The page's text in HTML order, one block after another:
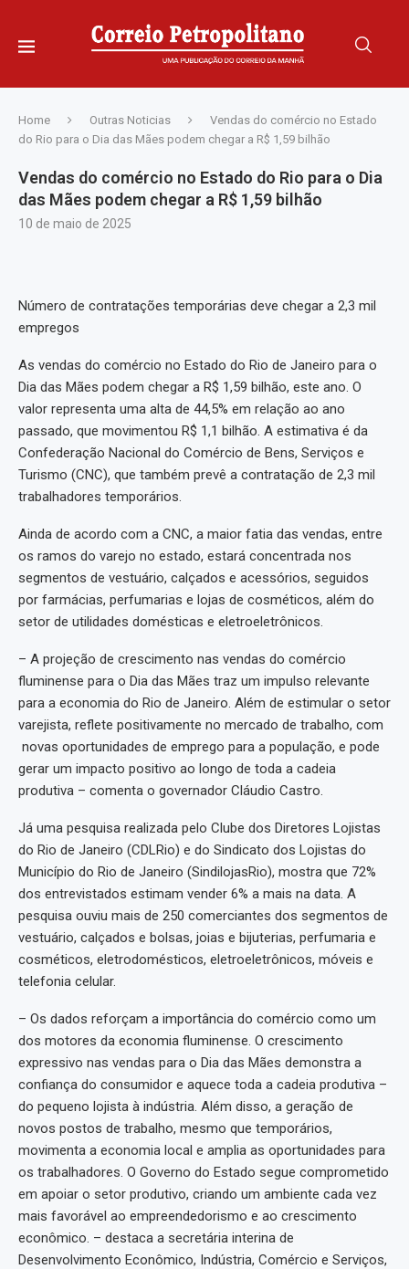
Home Outras Noticias
Vendas do comércio no Estado
do Rio para o Dia das Mães podem chegar a R$ 1,59 bilhão
Vendas do comércio no Estado do Rio para o Dia
das Mães podem chegar a R$ 1,59 bilhão
10 de maio de 2025
Número de contratações temporárias deve chegar a 2,3 mil
empregos
As vendas do comércio no Estado do Rio de Janeiro para o
Dia das Mães podem chegar a R$ 1,59 bilhão, este ano. O
valor representa uma alta de 44,5% em relação ao ano
passado, que movimentou R$ 1,1 bilhão. A estimativa é da
Confederação Nacional do Comércio de Bens, Serviços e
Turismo (CNC), que também prevê a contratação de 2,3 mil
trabalhadores temporários.
Ainda de acordo com a CNC, a maior fatia das vendas, entre
os ramos do varejo no estado, estará concentrada nos
segmentos de vestuário, calçados e acessórios, seguidos
por farmácias, perfumarias e lojas de cosméticos, além do
setor de utilidades domésticas e eletroeletrônicos.
– A projeção de crescimento nas vendas do comércio
fluminense para o Dia das Mães traz um impulso relevante
para a economia do Rio de Janeiro. Além de estimular o setor
varejista, reflete positivamente no mercado de trabalho, com
novas oportunidades de emprego para a população, e pode
gerar um impacto positivo ao longo de toda a cadeia
produtiva – comenta o governador Cláudio Castro.
Já uma pesquisa realizada pelo Clube dos Diretores Lojistas
do Rio de Janeiro (CDLRio) e do Sindicato dos Lojistas do
Município do Rio de Janeiro (SindilojasRio), mostra que 72%
dos entrevistados estimam vender 6% a mais na data. A
pesquisa ouviu mais de 250 comerciantes dos segmentos de
vestuário, calçados e bolsas, joias e bijuterias, perfumaria e
cosméticos, eletrodomésticos, eletroeletrônicos, móveis e
telefonia celular.
– Os dados reforçam a importância do comércio como um
dos motores da economia fluminense. O crescimento
expressivo nas vendas para o Dia das Mães demonstra a
confiança do consumidor e aquece toda a cadeia produtiva –
do pequeno lojista à indústria. Além disso, a geração de
novos postos de trabalho, mesmo que temporários,
movimenta a economia local e amplia as oportunidades para
os trabalhadores. O Governo do Estado segue comprometido
em apoiar o setor produtivo, criando um ambiente cada vez
mais favorável ao empreendedorismo e ao crescimento
econômico. – destaca a secretária interina de
Desenvolvimento Econômico, Indústria, Comércio e Serviços,